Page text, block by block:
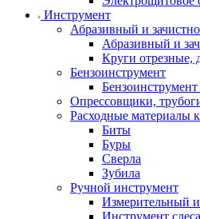
Инструмент
Абразивный и
Абразивный и
Круги отрезные,
Бензоинструмент
Опрессовщики,
Расходные материалы
Биты
Буры
Сверла
Зубила
Ручной инструмент
Измерительный
Инструмент